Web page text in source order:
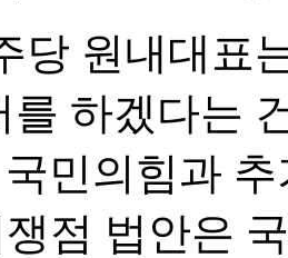
당 원내대표
를 하겠다는
민의힘과
쟁점 법안은